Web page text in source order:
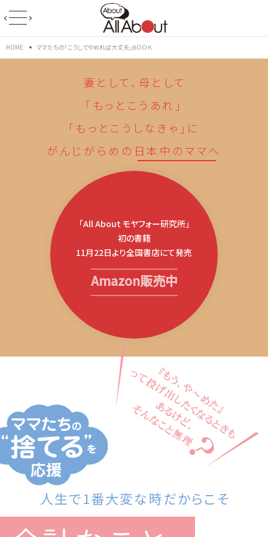
HOME ママたちの「こうしてやめれば大丈夫」ＢＯＯＫ
妻として、母として
｢もっとこうあれ｣
｢もっとこうしなきゃ｣に
がんじがらめの 日本中のママへ
「All About モヤフォー研究所」
初の書籍
11月22日より全国書店にて発売
Amazon販売中
人生で1番大変な時だからこそ